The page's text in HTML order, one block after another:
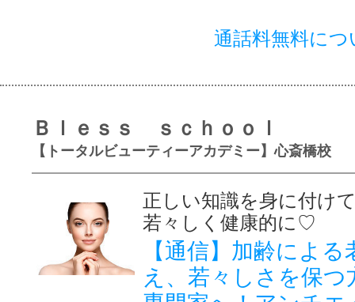
通話料無料につ
Ｂｌｅｓｓ ｓｃｈｏｏｌ
【トータルビューティーアカデミー】心斎橋校
正しい知識を身に付け
若々しく健康的に♡
【通信】加齢による
え、若々しさを保つ